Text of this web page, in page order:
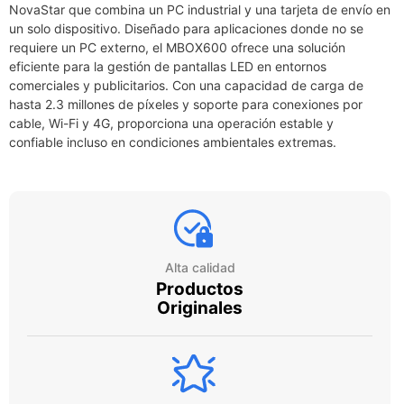
NovaStar que combina un PC industrial y una tarjeta de envío en
un solo dispositivo. Diseñado para aplicaciones donde no se
requiere un PC externo, el MBOX600 ofrece una solución
eficiente para la gestión de pantallas LED en entornos
comerciales y publicitarios. Con una capacidad de carga de
hasta 2.3 millones de píxeles y soporte para conexiones por
cable, Wi-Fi y 4G, proporciona una operación estable y
confiable incluso en condiciones ambientales extremas.​
Alta calidad
Productos
Originales